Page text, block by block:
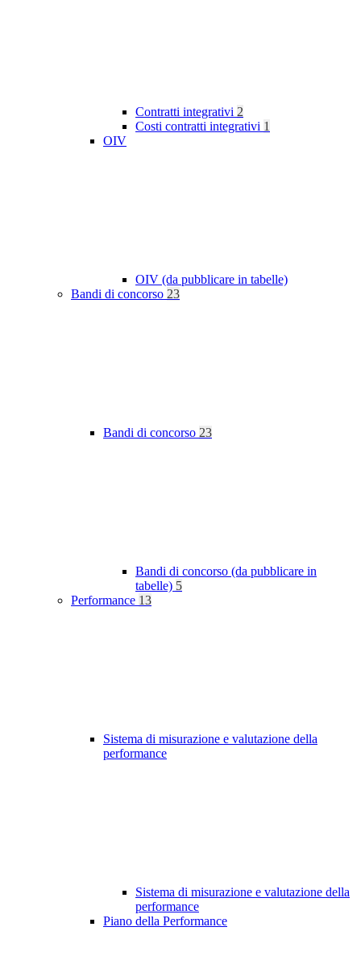
Contratti integrativi 2
Costi contratti integrativi 1
OIV
OIV (da pubblicare in tabelle)
Bandi di concorso 23
Bandi di concorso 23
Bandi di concorso (da pubblicare in
tabelle) 5
Performance 13
Sistema di misurazione e valutazione della
performance
Sistema di misurazione e valutazione della
performance
Piano della Performance